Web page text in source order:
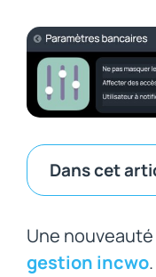
Dans cet
Une
gestion incwo.